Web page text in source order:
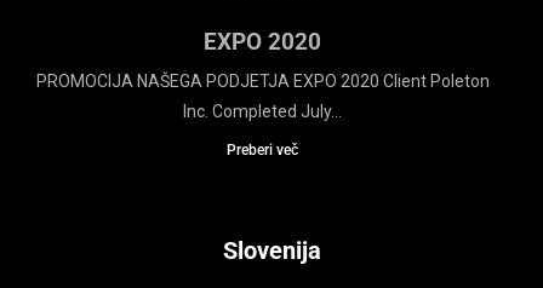
EXPO 2020
PROMOCIJA NAŠEGA PODJETJA EXPO 2020 Client Poleton
Inc. Completed July...
Preberi več
Slovenija